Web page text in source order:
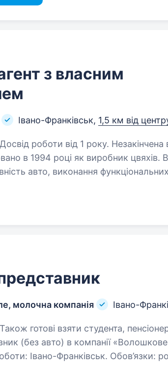
з власним
Івано-Франківськ, 1,5 км від
роботи від 1 року. Незакінчена
в 1994 році як виробник цвяхів.
молочна компанія Івано-
готові взяти студента, пенсіонера.
(без авто) в компанії
Франківськ. Обов’язки: робота з існуючими